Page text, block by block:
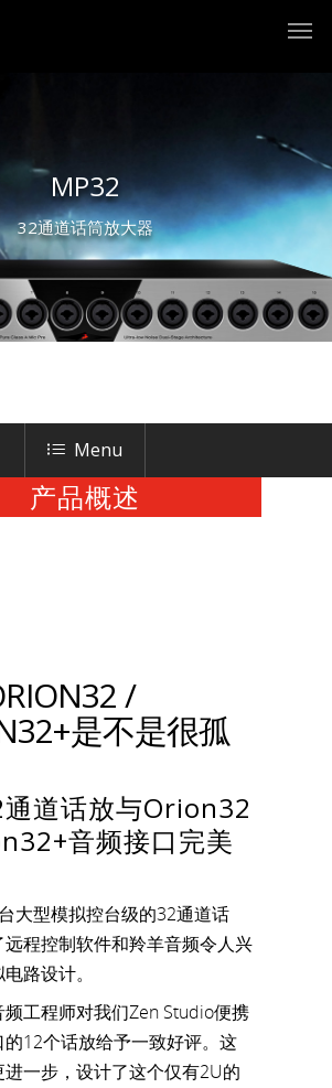
MP32
32通道话筒放大器
Menu
产品概述
/
是不是很孤
道话放与Orion32
音频接口完美
大型模拟控台级的32通道话
远程控制软件和羚羊音频令人兴
路设计。
频工程师对我们Zen Studio便携
12个话放给予一致好评。这
一步，设计了这个仅有2U的